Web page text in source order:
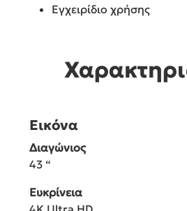
Εγχειρίδιο χρήσης
Εικόνα
Διαγώνιος
43 “
Ευκρίνεια